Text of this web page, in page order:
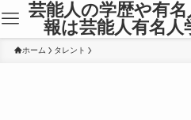
芸能人の学歴や有
報は芸能人有名人
ホーム タレント